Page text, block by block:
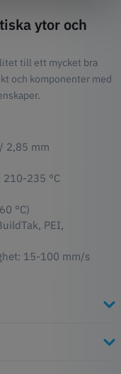
ytor och
till ett mycket bra
och komponenter med
2,85 mm
235 °C
°C)
PEI,
15-100 mm/s